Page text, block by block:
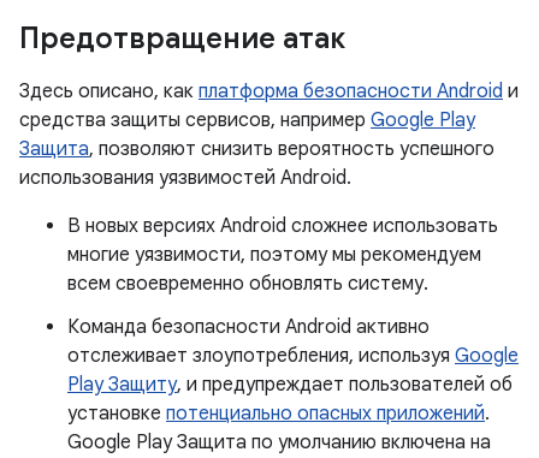
Предотвращение атак
Здесь описано, как платформа безопасности Android и
средства защиты сервисов, например Google Play
Защита, позволяют снизить вероятность успешного
использования уязвимостей Android.
В новых версиях Android сложнее использовать
многие уязвимости, поэтому мы рекомендуем
всем своевременно обновлять систему.
Команда безопасности Android активно
отслеживает злоупотребления, используя Google
Play Защиту, и предупреждает пользователей об
установке потенциально опасных приложений.
Google Play Защита по умолчанию включена на